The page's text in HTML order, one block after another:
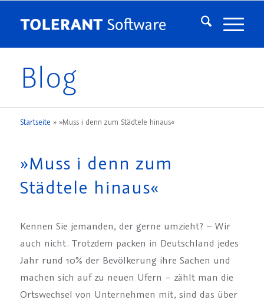
Blog
Startseite » »Muss i denn zum Städtele hinaus«
»Muss i denn zum
Städtele hinaus«
Kennen Sie jemanden, der gerne umzieht? – Wir
auch nicht. Trotzdem packen in Deutschland jedes
Jahr rund 10% der Bevölkerung ihre Sachen und
machen sich auf zu neuen Ufern – zählt man die
Ortswechsel von Unternehmen mit, sind das über